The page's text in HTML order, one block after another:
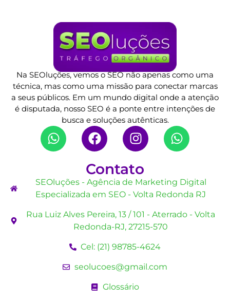
Na SEOluções, vemos o SEO não apenas como uma
técnica, mas como uma missão para conectar marcas
a seus públicos. Em um mundo digital onde a atenção
é disputada, nosso SEO é a ponte entre intenções de
busca e soluções autênticas.
Contato
SEOluções - Agência de Marketing Digital
Especializada em SEO - Volta Redonda RJ
Rua Luiz Alves Pereira, 13 / 101 - Aterrado - Volta
Redonda-RJ, 27215-570
Cel: (21) 98785-4624
seolucoes@gmail.com
Glossário